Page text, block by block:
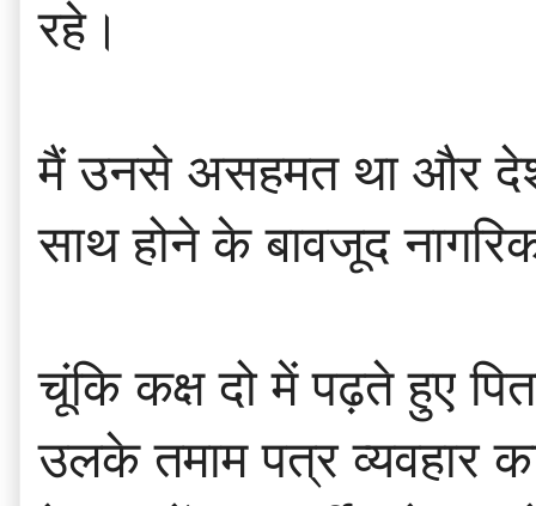
रहे।
मैं उनसे असहमत था और देश
साथ होने के बावजूद
चूंकि कक्ष दो में पढ़ते हुए
उलके तमाम पत्र व्यवहार